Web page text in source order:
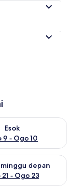
9
Esok
9 - Ogo 10
untuk
Ogo 14 - Ogo 16
depan
- Ogo 23
untuk